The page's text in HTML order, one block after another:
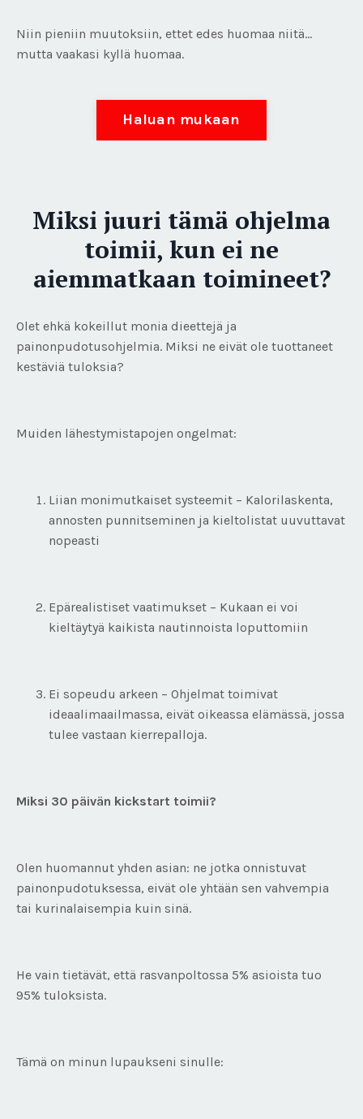
Niin pieniin muutoksiin, ettet edes huomaa niitä...
mutta vaakasi kyllä huomaa.
Haluan mukaan
Miksi juuri tämä ohjelma
toimii, kun ei ne
aiemmatkaan toimineet?
Olet ehkä kokeillut monia dieettejä ja
painonpudotusohjelmia. Miksi ne eivät ole tuottaneet
kestäviä tuloksia?
Muiden lähestymistapojen ongelmat:
Liian monimutkaiset systeemit – Kalorilaskenta,
annosten punnitseminen ja kieltolistat uuvuttavat
nopeasti
Epärealistiset vaatimukset – Kukaan ei voi
kieltäytyä kaikista nautinnoista loputtomiin
Ei sopeudu arkeen – Ohjelmat toimivat
ideaalimaailmassa, eivät oikeassa elämässä, jossa
tulee vastaan kierrepalloja.
Miksi 30 päivän kickstart toimii?
Olen huomannut yhden asian: ne jotka onnistuvat
painonpudotuksessa, eivät ole yhtään sen vahvempia
tai kurinalaisempia kuin sinä.
He vain tietävät, että rasvanpoltossa 5% asioista tuo
95% tuloksista.
Tämä on minun lupaukseni sinulle: